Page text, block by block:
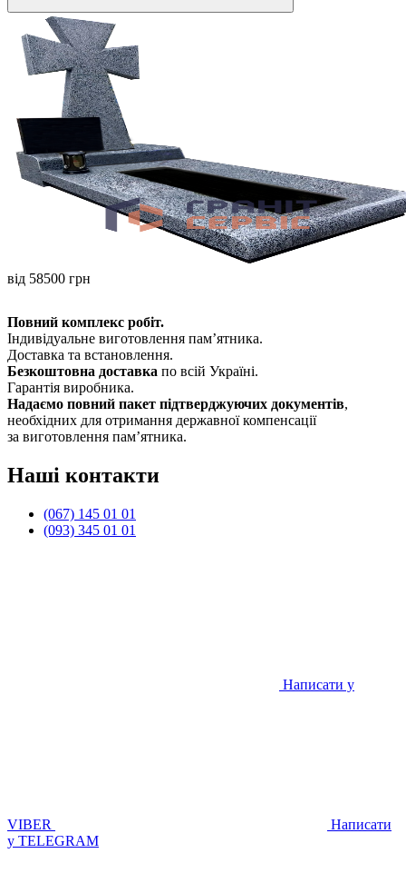
від 58500 грн
Повний комплекс робіт.
Індивідуальне виготовлення памʼятника.
Доставка та встановлення.
Безкоштовна доставка по всій Україні.
Гарантія виробника.
Надаємо повний пакет підтверджуючих документів,
необхідних для отримання державної компенсації
за виготовлення пам’ятника.
Наші контакти
(067) 145 01 01
(093) 345 01 01
Написати у
VIBER
Написати
у TELEGRAM